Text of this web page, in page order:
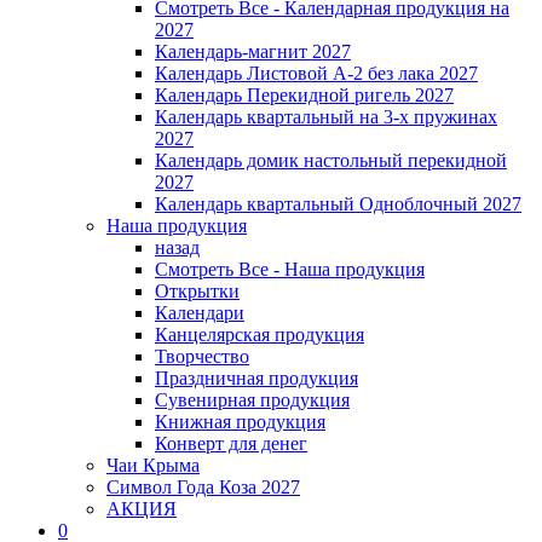
Смотреть Все - Календарная продукция на
2027
Календарь-магнит 2027
Календарь Листовой А-2 без лака 2027
Календарь Перекидной ригель 2027
Календарь квартальный на 3-х пружинах
2027
Календарь домик настольный перекидной
2027
Календарь квартальный Одноблочный 2027
Наша продукция
назад
Смотреть Все - Наша продукция
Открытки
Календари
Канцелярская продукция
Творчество
Праздничная продукция
Сувенирная продукция
Книжная продукция
Конверт для денег
Чаи Крыма
Символ Года Коза 2027
АКЦИЯ
0